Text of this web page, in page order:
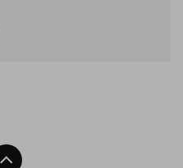
Back To Top